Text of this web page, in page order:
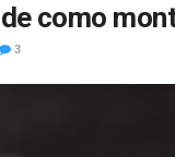
como
3